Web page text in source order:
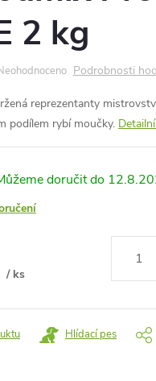
2 kg
Podrobnosti
reprezentanty
podílem rybí moučky.
/ ks
Hlídací pes